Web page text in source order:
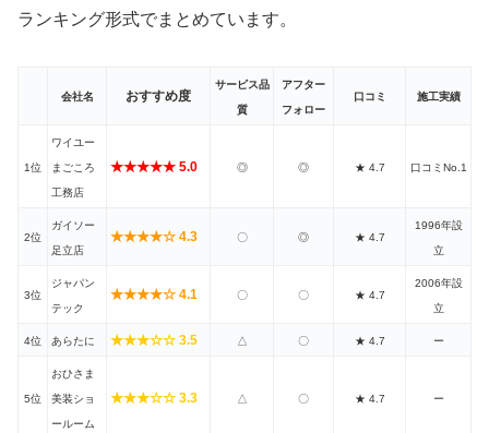
ランキング形式でまとめています。
会社名 おすすめ度
サービス品
質
アフター
フォロー
口コミ 施工実績
1位
ワイユー
まごころ
工務店
★★★★★ 5.0 ◎ ◎ ★ 4.7 口コミNo.1
2位
ガイソー
足立店
★★★★☆ 4.3 〇 ◎ ★ 4.7
1996年設
立
3位
ジャパン
テック
★★★★☆ 4.1 〇 〇 ★ 4.7
2006年設
立
4位 あらたに ★★★☆☆ 3.5 △ 〇 ★ 4.7 ー
5位
おひさま
美装ショ
ールーム
★★★☆☆ 3.3 △ 〇 ★ 4.7 ー